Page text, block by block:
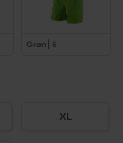
Grøn | 8
XL